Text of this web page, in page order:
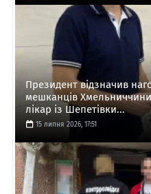
Президент відзначив
мешканців
лікар із Шепетівки...
15 липня 2026, 17:51